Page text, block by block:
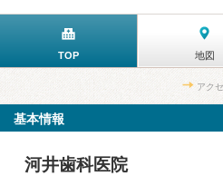
TOP 地図
アク
基本情報
河井歯科医院